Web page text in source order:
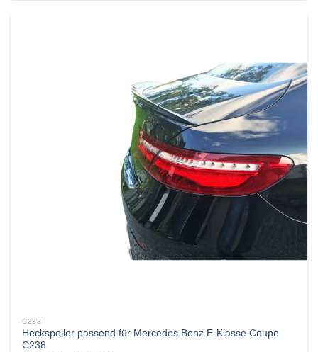
C238
Heckspoiler passend für Mercedes Benz E-Klasse Coupe
C238